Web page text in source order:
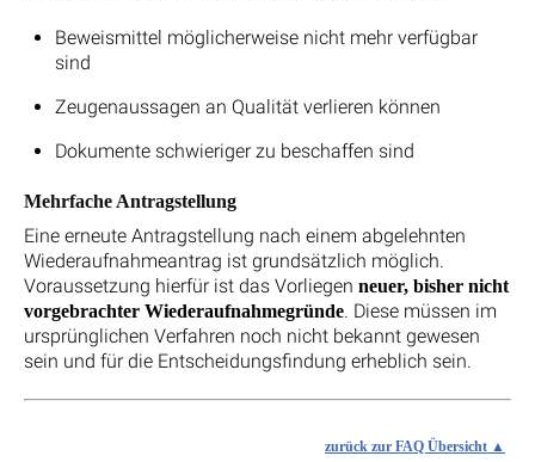
Beweismittel möglicherweise nicht mehr verfügbar
sind
Zeugenaussagen an Qualität verlieren können
Dokumente schwieriger zu beschaffen sind
Mehrfache Antragstellung
Eine erneute Antragstellung nach einem abgelehnten
Wiederaufnahmeantrag ist grundsätzlich möglich.
Voraussetzung hierfür ist das Vorliegen neuer, bisher nicht
vorgebrachter Wiederaufnahmegründe. Diese müssen im
ursprünglichen Verfahren noch nicht bekannt gewesen
sein und für die Entscheidungsfindung erheblich sein.
zurück zur FAQ Übersicht